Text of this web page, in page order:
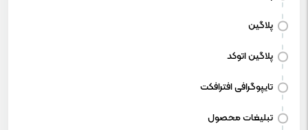
پلاگین
پلاگین اتوکد
تایپوگرافی افترافکت
تبلیغات محصول